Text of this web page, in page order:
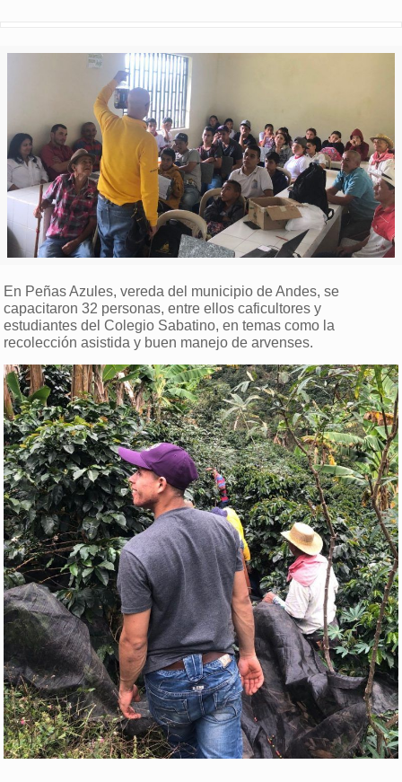
En Peñas Azules, vereda del municipio de Andes, se
capacitaron 32 personas, entre ellos caficultores y
estudiantes del Colegio Sabatino, en temas como la
recolección asistida y buen manejo de arvenses.